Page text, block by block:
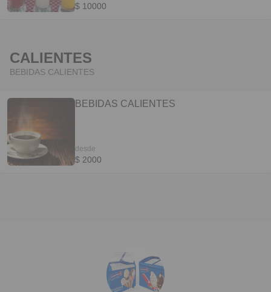
$ 10000
CALIENTES
BEBIDAS CALIENTES
BEBIDAS CALIENTES
desde
$ 2000